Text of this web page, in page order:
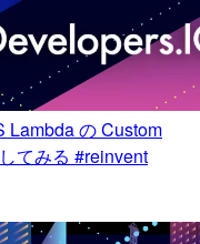
Lambda の Custom
てみる #reinvent